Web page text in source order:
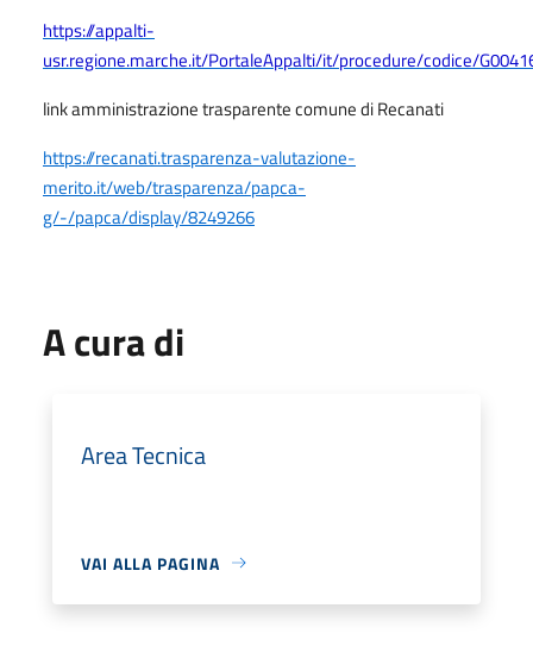
https://appalti-
usr.regione.marche.it/PortaleAppalti/it/procedure/codice/
link amministrazione trasparente comune di Recanati
https://recanati.trasparenza-valutazione-
merito.it/web/trasparenza/papca-
g/-/papca/display/8249266
A cura di
Area Tecnica
VAI ALLA PAGINA